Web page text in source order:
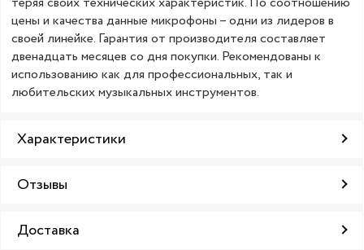
цены и качества данные микрофоны – одни из лидеров в
своей линейке. Гарантия от производителя составляет
двенадцать месяцев со дня покупки. Рекомендованы к
использованию как для профессиональных, так и
любительских музыкальных инструментов.
Характеристики
Отзывы
Доставка